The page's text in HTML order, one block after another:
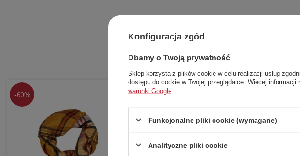
-60%
Konfiguracja zgód
Dbamy o Twoją prywatność
Sklep korzysta z plików cookie w celu realizacji usług
dostępu do cookie w Twojej przeglądarce. Więcej
warunki Google
Funkcjonalne pliki cookie (wymagane)
Analityczne pliki cookie